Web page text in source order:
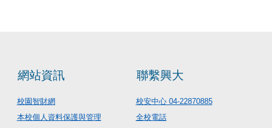
網站資訊
校園智財網
本校個人資料保護與管理
聯繫興大
校安中心 04-22870885
全校電話